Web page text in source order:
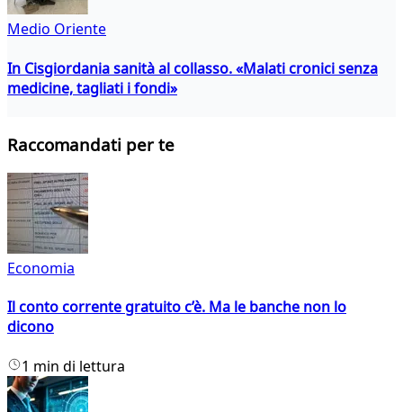
Medio Oriente
In Cisgiordania sanità al collasso. «Malati cronici senza
medicine, tagliati i fondi»
Raccomandati per te
Economia
Il conto corrente gratuito c’è. Ma le banche non lo
dicono
1 min di lettura